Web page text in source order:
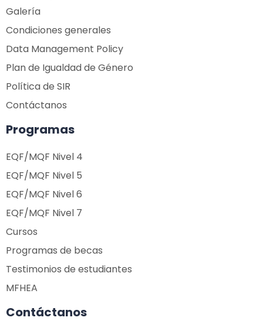
Galería
Condiciones generales
Data Management Policy
Plan de Igualdad de Género
Política de SIR
Contáctanos
Programas
EQF/MQF Nivel 4
EQF/MQF Nivel 5
EQF/MQF Nivel 6
EQF/MQF Nivel 7
Cursos
Programas de becas
Testimonios de estudiantes
MFHEA
Contáctanos